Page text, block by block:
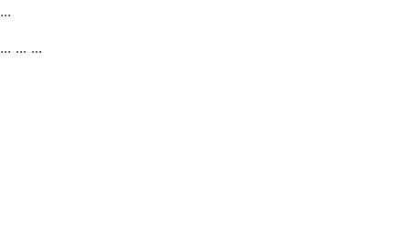
...
... ... ...